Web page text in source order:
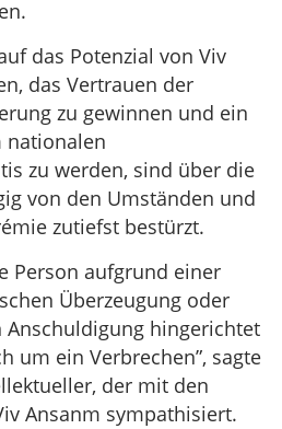
das Potenzial von Viv
das Vertrauen der
zu gewinnen und ein
nationalen
zu werden, sind über die
von den Umständen und
zutiefst bestürzt.
Person aufgrund einer
Überzeugung oder
hingerichtet
um ein Verbrechen”, sagte
der mit den
Ansanm sympathisiert.